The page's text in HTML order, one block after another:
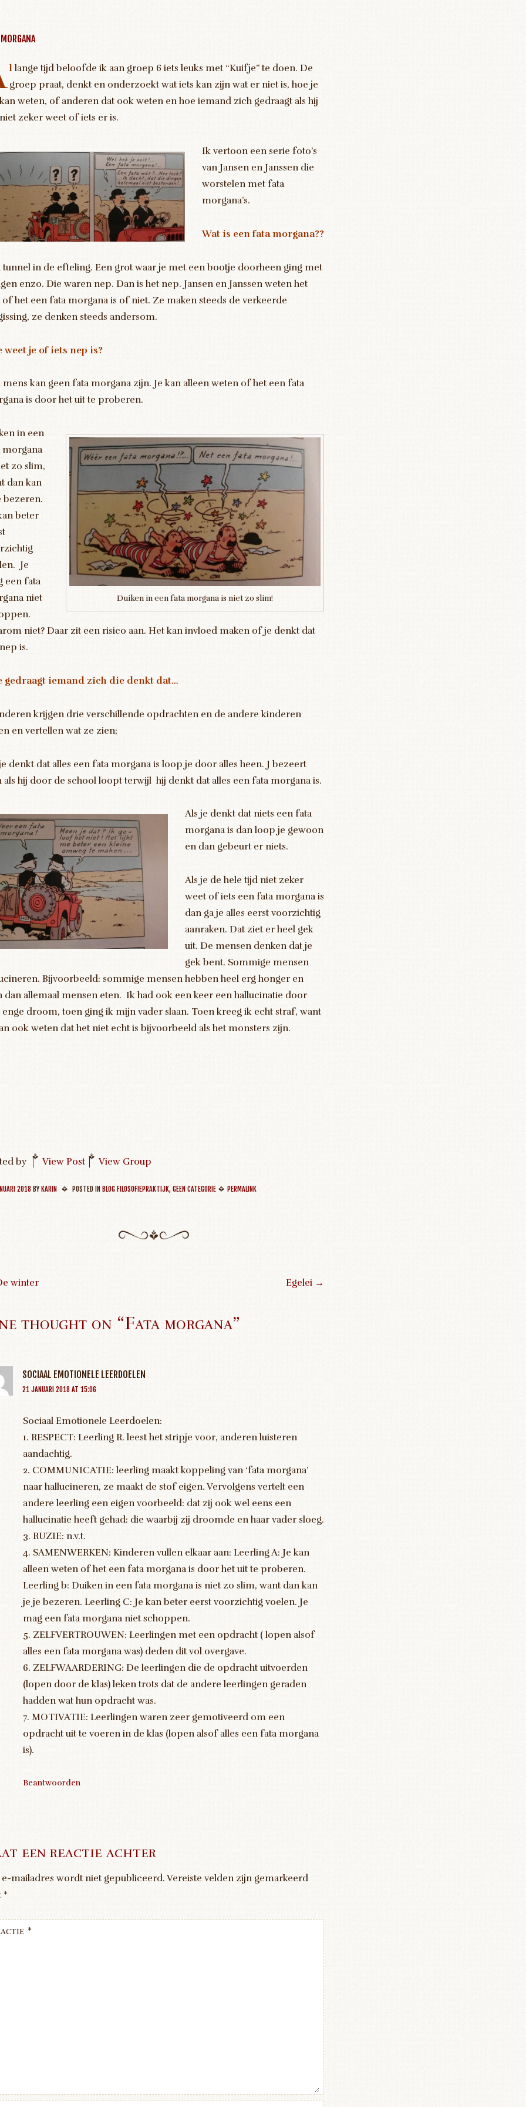
llange tijd beloofde ik aan groep 6 iets leuks met “Kuifje” te doen. De
groep praat, denkt en onderzoekt wat iets kan zijn wat er niet is, hoe je
weten, of anderen dat ook weten en hoe iemand zich gedraagt als hij
zeker weet of iets er is.
Ik vertoon een serie foto’s
van Jansen en Janssen die
worstelen met fata
morgana’s.
Wat is een fata morgana??
tunnel in de efteling. Een grot waar je met een bootje doorheen ging met
enzo. Die waren nep. Dan is het nep. Jansen en Janssen weten het
het een fata morgana is of niet. Ze maken steeds de verkeerde
ze denken steeds andersom.
weet je of iets nep is?
mens kan geen fata morgana zijn. Je kan alleen weten of het een fata
is door het uit te proberen.
Duiken in een fata morgana is niet zo slim!
in een
morgana
zo slim,
dan kan
bezeren.
beter
Je
een fata
niet
niet? Daar zit een risico aan. Het kan invloed maken of je denkt dat
is.
gedraagt iemand zich die denkt dat…
krijgen drie verschillende opdrachten en de andere kinderen
en vertellen wat ze zien;
denkt dat alles een fata morgana is loop je door alles heen. J bezeert
als hij door de school loopt terwijl hij denkt dat alles een fata morgana is.
Als je denkt dat niets een fata
morgana is dan loop je gewoon
en dan gebeurt er niets.
Als je de hele tijd niet zeker
weet of iets een fata morgana is
dan ga je alles eerst voorzichtig
aanraken. Dat ziet er heel gek
uit. De mensen denken dat je
gek bent. Sommige mensen
Bijvoorbeeld: sommige mensen hebben heel erg honger en
dan allemaal mensen eten. Ik had ook een keer een hallucinatie door
enge droom, toen ging ik mijn vader slaan. Toen kreeg ik echt straf, want
ook weten dat het niet echt is bijvoorbeeld als het monsters zijn.
by | View Post | View Group
2018 BY KARIN POSTED IN BLOG FILOSOFIEPRAKTIJK, GEEN CATEGORIE PERMALINK
navigation
winter Egelei →
thought on “Fata morgana”
SOCIAAL EMOTIONELE LEERDOELEN
21 JANUARI 2018 AT 15:06
Sociaal Emotionele Leerdoelen:
1. RESPECT: Leerling R. leest het stripje voor, anderen luisteren
aandachtig.
2. COMMUNICATIE: leerling maakt koppeling van ‘fata morgana’
naar hallucineren, ze maakt de stof eigen. Vervolgens vertelt een
andere leerling een eigen voorbeeld: dat zij ook wel eens een
hallucinatie heeft gehad: die waarbij zij droomde en haar vader sloeg.
3. RUZIE: n.v.t.
4. SAMENWERKEN: Kinderen vullen elkaar aan: Leerling A: Je kan
alleen weten of het een fata morgana is door het uit te proberen.
Leerling b: Duiken in een fata morgana is niet zo slim, want dan kan
je je bezeren. Leerling C: Je kan beter eerst voorzichtig voelen. Je
mag een fata morgana niet schoppen.
5. ZELFVERTROUWEN: Leerlingen met een opdracht ( lopen alsof
alles een fata morgana was) deden dit vol overgave.
6. ZELFWAARDERING: De leerlingen die de opdracht uitvoerden
(lopen door de klas) leken trots dat de andere leerlingen geraden
hadden wat hun opdracht was.
7. MOTIVATIE: Leerlingen waren zeer gemotiveerd om een
opdracht uit te voeren in de klas (lopen alsof alles een fata morgana
is).
Beantwoorden
een reactie achter
mailadres wordt niet gepubliceerd. Vereiste velden zijn gemarkeerd
*
*